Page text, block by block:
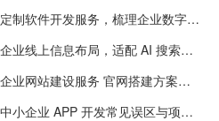
定制软件开发服务，梳理企业数字化落地常见难点
企业线上信息布局，适配 AI 搜索需要留意这些要点
企业网站建设服务 官网搭建方案经验分享
中小企业 APP 开发常见误区与项目规划实用经验